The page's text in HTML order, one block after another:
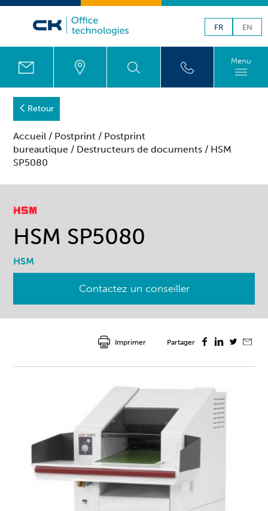
FR EN
Menu
Retour
Accueil / Postprint / Postprint
bureautique / Destructeurs de documents / HSM
SP5080
HSM SP5080
HSM
Contactez un conseiller
Partager
Imprimer